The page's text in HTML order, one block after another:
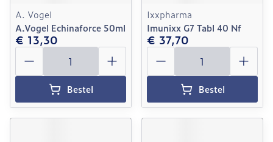
A. Vogel
A.Vogel Echinaforce 50ml
€ 13,30
Aantal
Bestel
Ixxpharma
Imunixx G7 Tabl 40 Nf
€ 37,70
Aantal
Bestel